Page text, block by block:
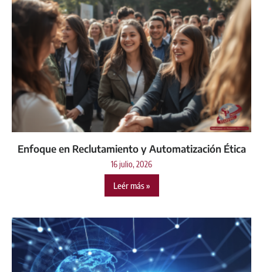
Enfoque en Reclutamiento y Automatización Ética
16 julio, 2026
Leér más »